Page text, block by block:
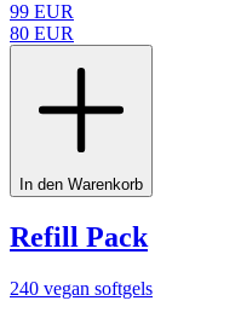
99 EUR
80 EUR
In den Warenkorb
Refill Pack
240 vegan softgels